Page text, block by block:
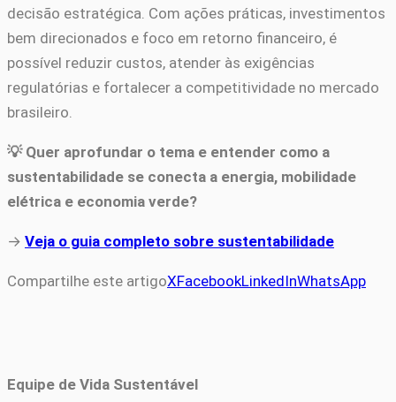
decisão estratégica. Com ações práticas, investimentos
bem direcionados e foco em retorno financeiro, é
possível reduzir custos, atender às exigências
regulatórias e fortalecer a competitividade no mercado
brasileiro.
💡 Quer aprofundar o tema e entender como a
sustentabilidade se conecta a energia, mobilidade
elétrica e economia verde?
→ Veja o guia completo sobre sustentabilidade
Compartilhe este artigoXFacebookLinkedInWhatsApp
Equipe de Vida Sustentável